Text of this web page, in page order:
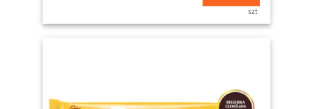
szt